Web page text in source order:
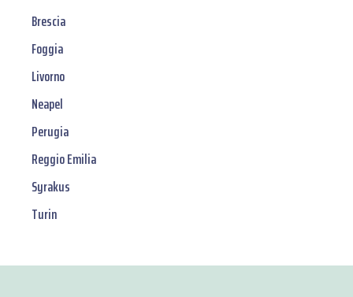
Brescia
Foggia
Livorno
Neapel
Perugia
Reggio Emilia
Syrakus
Turin